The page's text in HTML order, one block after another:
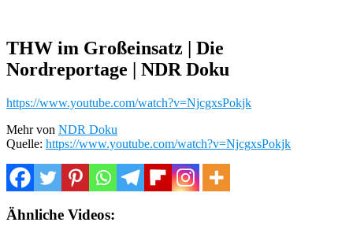
THW im Großeinsatz | Die
Nordreportage | NDR Doku
https://www.youtube.com/watch?v=NjcgxsPokjk
Mehr von NDR Doku
Quelle: https://www.youtube.com/watch?v=NjcgxsPokjk
Ähnliche Videos: